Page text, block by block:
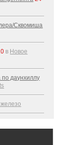
Сквомиша
в Новое
даунхиллу